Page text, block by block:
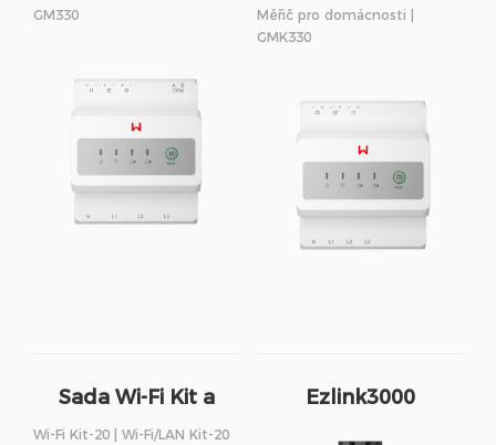
GM330
Měřič pro domácnosti |
GMK330
Sada Wi-Fi Kit a
Sada Wi-Fi/LAN Kit
Wi-Fi Kit-20 | Wi-Fi/LAN Kit-20
Ezlink3000